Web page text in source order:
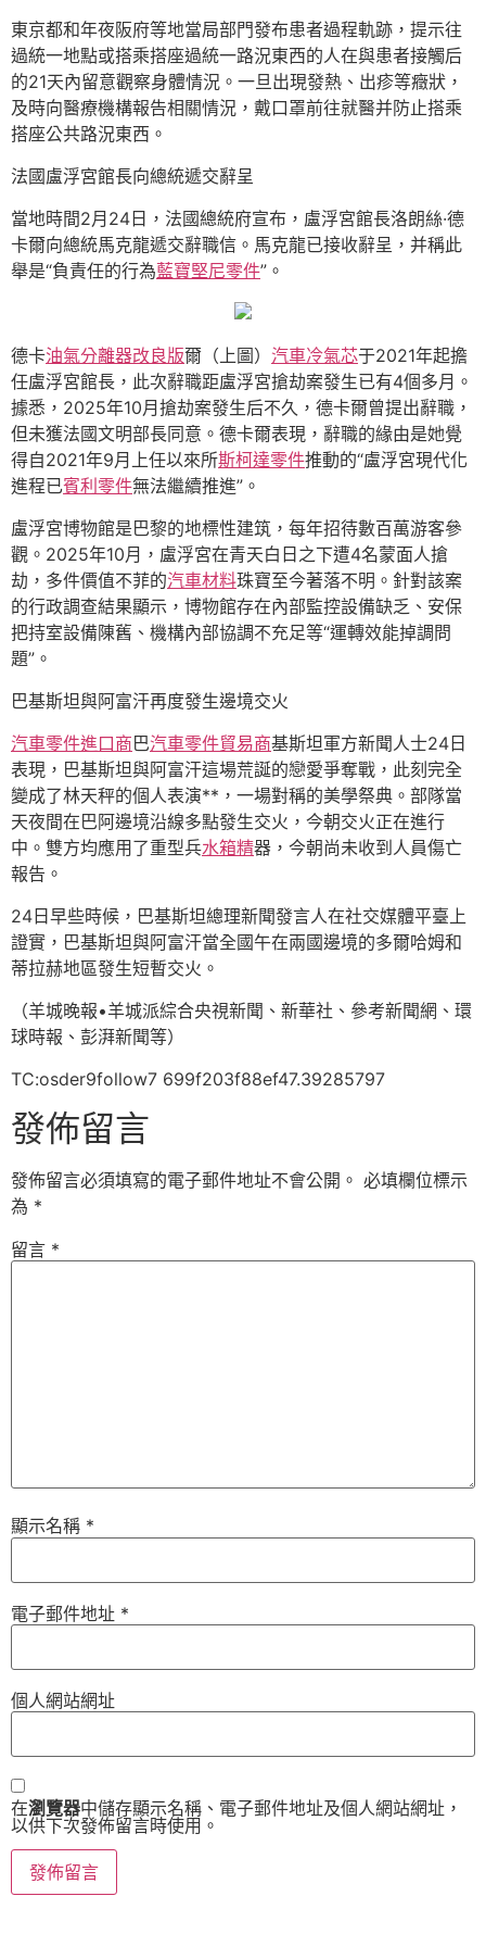
東京都和年夜阪府等地當局部門發布患者過程軌跡，提示往
過統一地點或搭乘搭座過統一路況東西的人在與患者接觸后
的21天內留意觀察身體情況。一旦出現發熱、出疹等癥狀，
及時向醫療機構報告相關情況，戴口罩前往就醫并防止搭乘
搭座公共路況東西。
法國盧浮宮館長向總統遞交辭呈
當地時間2月24日，法國總統府宣布，盧浮宮館長洛朗絲·德
卡爾向總統馬克龍遞交辭職信。馬克龍已接收辭呈，并稱此
舉是“負責任的行為藍寶堅尼零件”。
德卡油氣分離器改良版爾（上圖） 汽車冷氣芯于2021年起擔
任盧浮宮館長，此次辭職距盧浮宮搶劫案發生已有4個多月。
據悉，2025年10月搶劫案發生后不久，德卡爾曾提出辭職，
但未獲法國文明部長同意。德卡爾表現，辭職的緣由是她覺
得自2021年9月上任以來所斯柯達零件推動的“盧浮宮現代化
進程已賓利零件無法繼續推進”。
盧浮宮博物館是巴黎的地標性建筑，每年招待數百萬游客參
觀。2025年10月，盧浮宮在青天白日之下遭4名蒙面人搶
劫，多件價值不菲的汽車材料珠寶至今著落不明。針對該案
的行政調查結果顯示，博物館存在內部監控設備缺乏、安保
把持室設備陳舊、機構內部協調不充足等“運轉效能掉調問
題”。
巴基斯坦與阿富汗再度發生邊境交火
汽車零件進口商巴汽車零件貿易商基斯坦軍方新聞人士24日
表現，巴基斯坦與阿富汗這場荒誕的戀愛爭奪戰，此刻完全
變成了林天秤的個人表演**，一場對稱的美學祭典。部隊當
天夜間在巴阿邊境沿線多點發生交火，今朝交火正在進行
中。雙方均應用了重型兵水箱精器，今朝尚未收到人員傷亡
報告。
24日早些時候，巴基斯坦總理新聞發言人在社交媒體平臺上
證實，巴基斯坦與阿富汗當全國午在兩國邊境的多爾哈姆和
蒂拉赫地區發生短暫交火。
（羊城晚報•羊城派綜合央視新聞、新華社、參考新聞網、環
球時報、彭湃新聞等）
TC:osder9follow7 699f203f88ef47.39285797
發佈留言
發佈留言必須填寫的電子郵件地址不會公開。 必填欄位標示
為 *
留言 *
顯示名稱 *
電子郵件地址 *
個人網站網址
在瀏覽器中儲存顯示名稱、電子郵件地址及個人網站網址，
以供下次發佈留言時使用。